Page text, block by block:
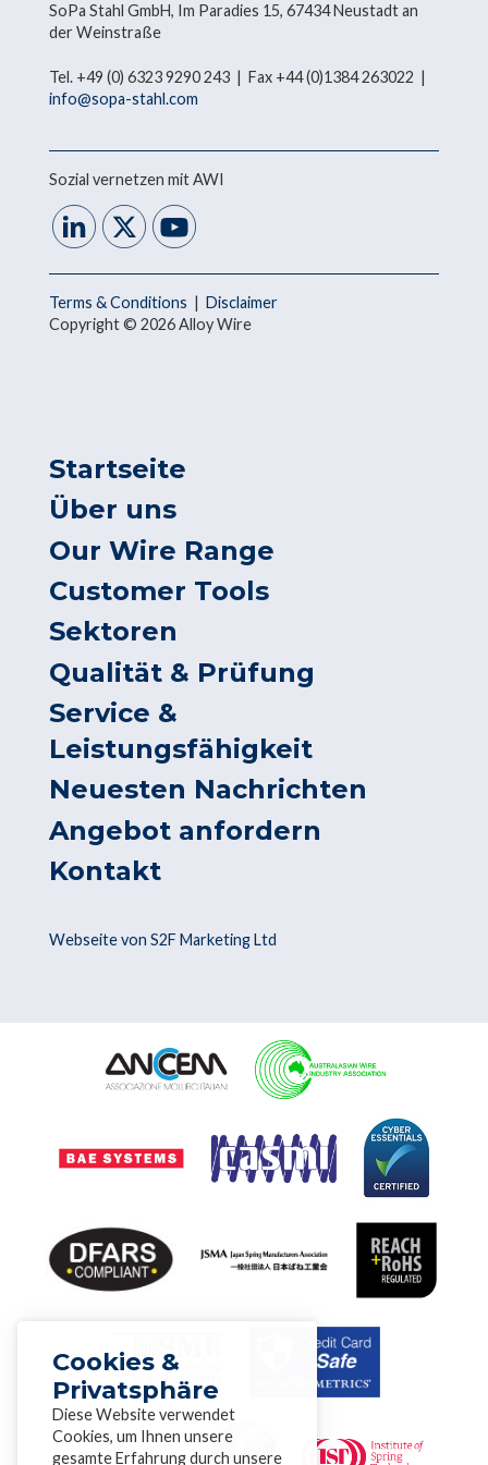
SoPa Stahl GmbH, Im Paradies 15, 67434 Neustadt an
der Weinstraße
Tel. +49 (0) 6323 9290 243 | Fax +44 (0)1384 263022 |
info@sopa-stahl.com
Sozial vernetzen mit AWI
Terms & Conditions | Disclaimer
Copyright © 2026 Alloy Wire
Startseite
Über uns
Our Wire Range
Customer Tools
Sektoren
Qualität & Prüfung
Service &
Leistungsfähigkeit
Neuesten Nachrichten
Angebot anfordern
Kontakt
Webseite von S2F Marketing Ltd
Cookies &
Privatsphäre
Diese Website verwendet
Cookies, um Ihnen unsere
gesamte Erfahrung durch unsere